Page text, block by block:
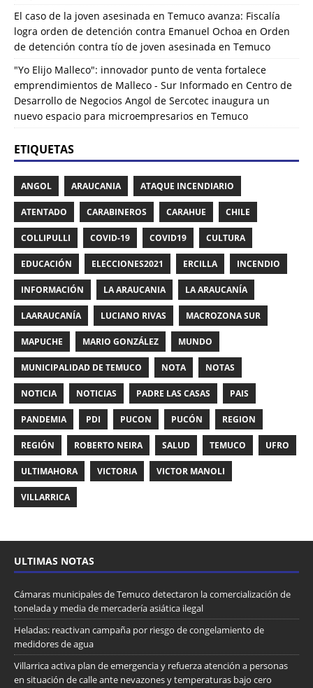
El caso de la joven asesinada en Temuco avanza: Fiscalía
logra orden de detención contra Emanuel Ochoa en Orden
de detención contra tío de joven asesinada en Temuco
"Yo Elijo Malleco": innovador punto de venta fortalece
emprendimientos de Malleco - Sur Informado en Centro de
Desarrollo de Negocios Angol de Sercotec inaugura un
nuevo espacio para microempresarios en Temuco
ETIQUETAS
ANGOL ARAUCANIA ATAQUE INCENDIARIO
ATENTADO CARABINEROS CARAHUE CHILE
COLLIPULLI COVID-19 COVID19 CULTURA
EDUCACIÓN ELECCIONES2021 ERCILLA INCENDIO
INFORMACIÓN LA ARAUCANIA LA ARAUCANÍA
LAARAUCANÍA LUCIANO RIVAS MACROZONA SUR
MAPUCHE MARIO GONZÁLEZ MUNDO
MUNICIPALIDAD DE TEMUCO NOTA NOTAS
NOTICIA NOTICIAS PADRE LAS CASAS PAIS
PANDEMIA PDI PUCON PUCÓN REGION
REGIÓN ROBERTO NEIRA SALUD TEMUCO UFRO
ULTIMAHORA VICTORIA VICTOR MANOLI
VILLARRICA
ULTIMAS NOTAS
Cámaras municipales de Temuco detectaron la comercialización de
tonelada y media de mercadería asiática ilegal
Heladas: reactivan campaña por riesgo de congelamiento de
medidores de agua
Villarrica activa plan de emergencia y refuerza atención a personas
en situación de calle ante nevazones y temperaturas bajo cero